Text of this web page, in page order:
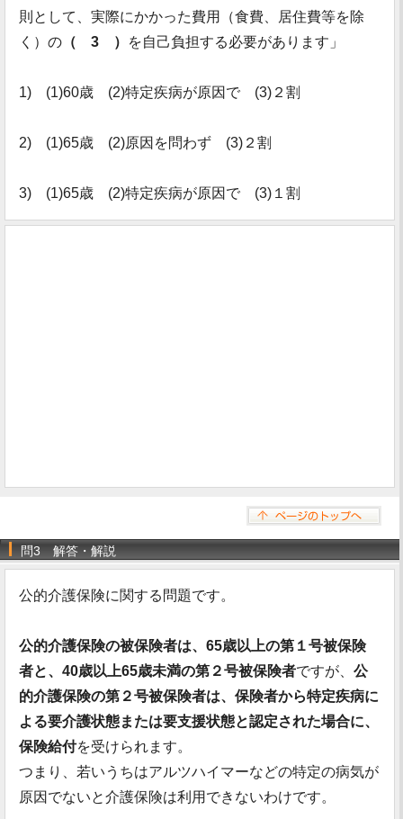
則として、実際にかかった費用（食費、居住費等を除
く）の （ 3 ） を自己負担する必要があります」
1) (1)60歳 (2)特定疾病が原因で (3)２割
2) (1)65歳 (2)原因を問わず (3)２割
3) (1)65歳 (2)特定疾病が原因で (3)１割
問3 解答・解説
公的介護保険に関する問題です。
公的介護保険の被保険者は、65歳以上の第１号被保険
者と、40歳以上65歳未満の第２号被保険者ですが、 公
的介護保険の第２号被保険者は、保険者から特定疾病に
よる要介護状態または要支援状態と認定された場合に、
保険給付を受けられます。
つまり、若いうちはアルツハイマーなどの特定の病気が
原因でないと介護保険は利用できないわけです。